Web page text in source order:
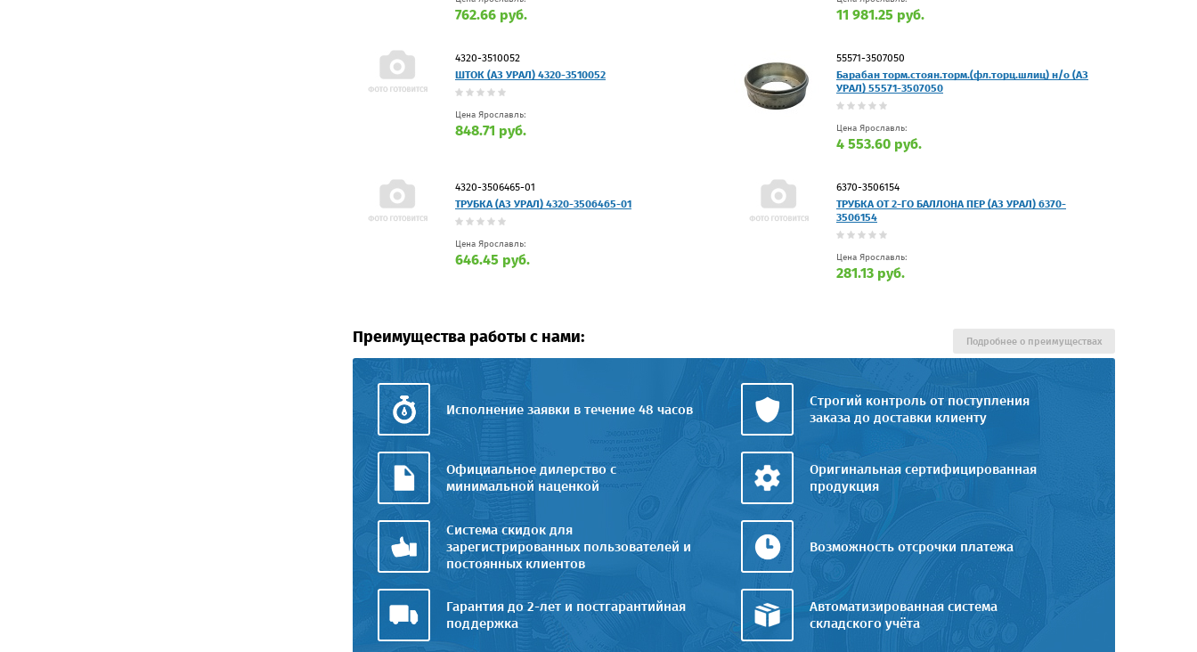
762.66 руб. 11 981.25 руб.
4320-3510052
ШТОК (АЗ УРАЛ) 4320-3510052
Цена Ярославль:
848.71 руб.
55571-3507050
Барабан торм.стоян.торм.(фл.торц.шлиц) н/о (АЗ
УРАЛ) 55571-3507050
Цена Ярославль:
4 553.60 руб.
4320-3506465-01
ТРУБКА (АЗ УРАЛ) 4320-3506465-01
Цена Ярославль:
646.45 руб.
6370-3506154
ТРУБКА ОТ 2-ГО БАЛЛОНА ПЕР (АЗ УРАЛ) 6370-
3506154
Цена Ярославль:
281.13 руб.
Преимущества работы с нами:
Исполнение заявки в течение 48 часов
Строгий контроль от поступления
заказа до доставки клиенту
Официальное дилерство с
минимальной наценкой
Оригинальная сертифицированная
продукция
Система скидок для
зарегистрированных пользователей и
постоянных клиентов
Возможность отсрочки платежа
Гарантия до 2-лет и постгарантийная
поддержка
Автоматизированная система
складского учёта
Подробнее о преимуществах